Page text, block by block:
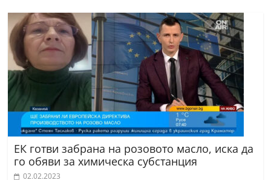
ЕК готви забрана на розовото масло, иска да
го обяви за химическа субстанция
02.02.2023